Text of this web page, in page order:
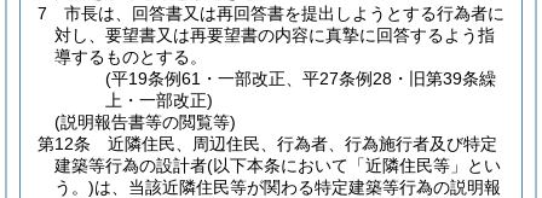
7
市長は、回答書又は再回答書を提出しようとする行為者に
対し、要望書又は再要望書の内容に真摯に回答するよう指
導するものとする。
(平19条例61・一部改正、平27条例28・旧第39条繰
上・一部改正)
(説明報告書等の閲覧等)
第12条
近隣住民、周辺住民、行為者、行為施行者及び特定
建築等行為の設計者(以下本条において「近隣住民等」とい
う。)は、当該近隣住民等が関わる特定建築等行為の説明報